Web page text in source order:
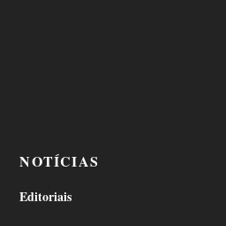
NOTÍCIAS
Editoriais